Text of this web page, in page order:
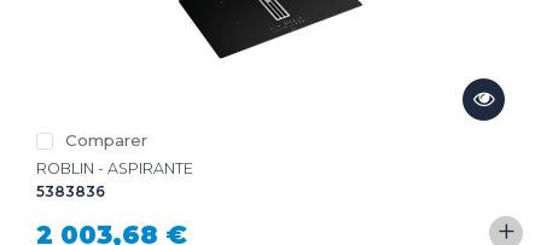
Comparer
ROBLIN - ASPIRANTE
5383836
2 003,68 € +